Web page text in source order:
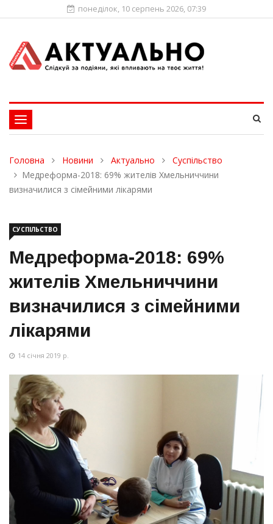
понеділок, 10 серпень 2026, 07:39
Toggle
navigation
Головна Новини Актуально
Суспільство
Медреформа-2018: 69% жителів Хмельниччини
визначилися з сімейними лікарями
СУСПІЛЬСТВО
Медреформа-2018: 69%
жителів Хмельниччини
визначилися з сімейними
лікарями
14 січня 2019 р.